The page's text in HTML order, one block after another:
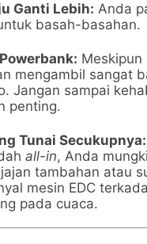
Ganti Lebih: Anda
basah-basahan.
Meskipun
mengambil sangat
Jangan sampai
penting.
Tunai Secukupnya:
all-in, Anda
tambahan atau
mesin EDC
pada cuaca.